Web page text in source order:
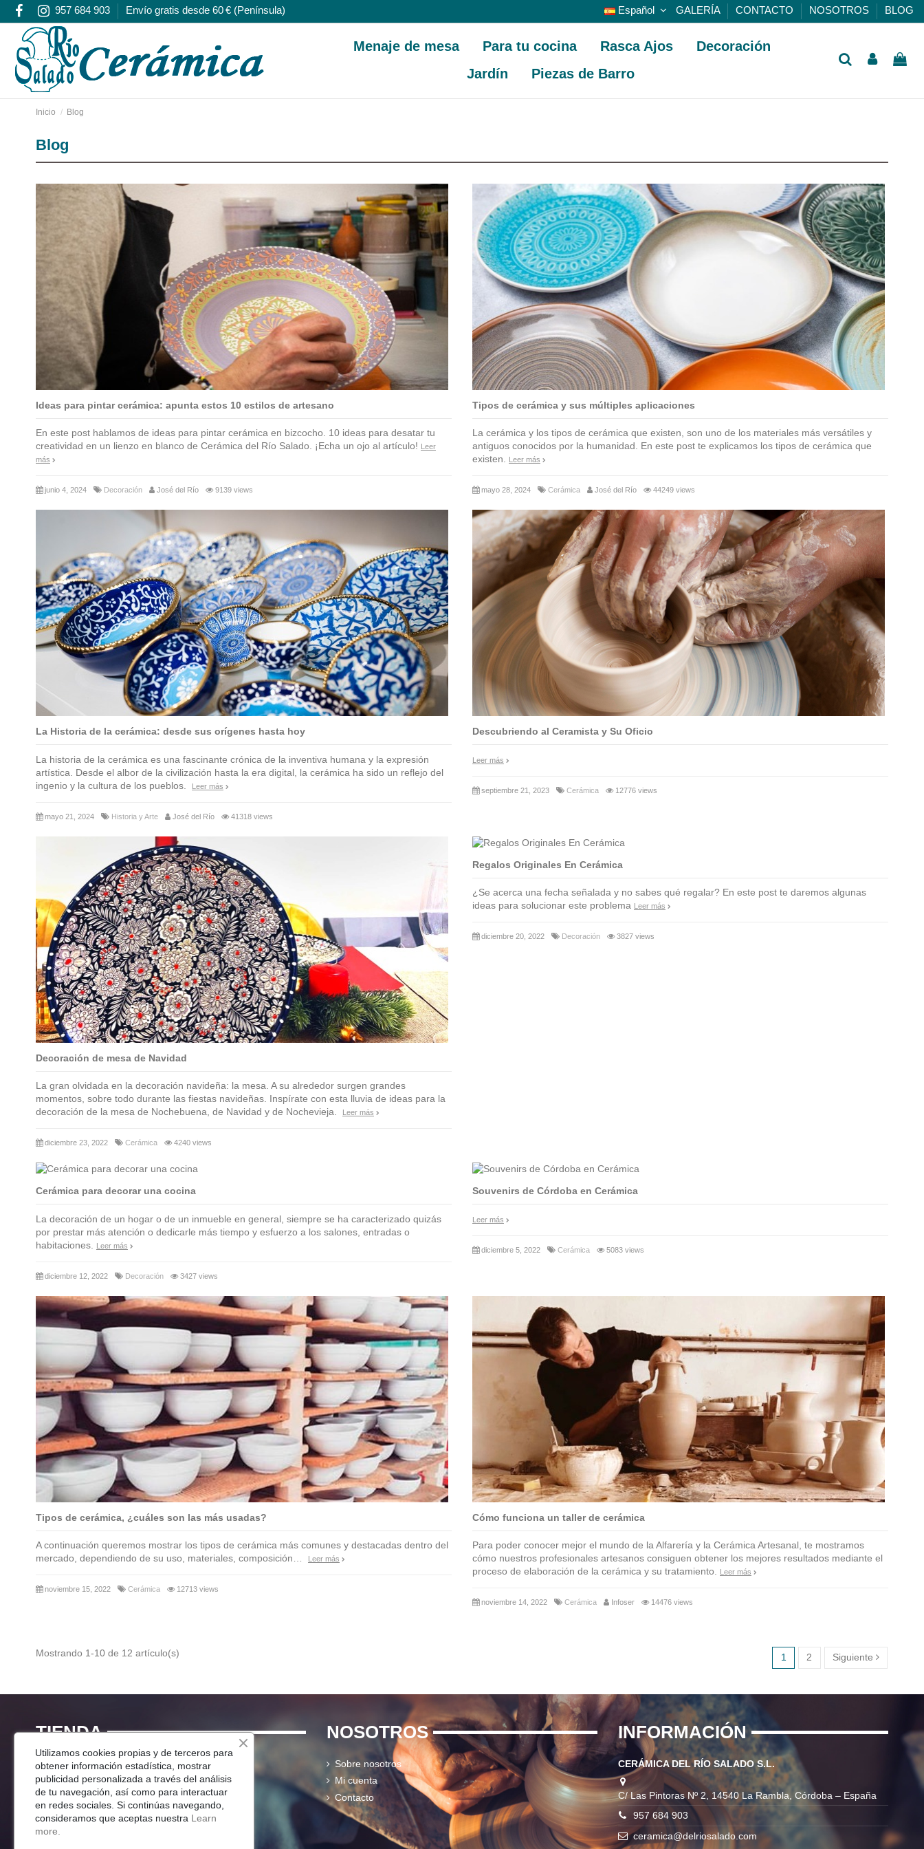
957 684 903 Envío gratis desde 60 € (Península) Español GALERÍA CONTACTO NOSOTROS BLOG
Menaje de mesa Para tu cocina Rasca Ajos
Decoración
Jardín
Piezas de Barro
Inicio Blog
Blog
Ideas para pintar cerámica: apunta estos 10 estilos de artesano
En este post hablamos de ideas para pintar cerámica en bizcocho. 10 ideas para desatar tu
creatividad en un lienzo en blanco de Cerámica del Río Salado. ¡Echa un ojo al artículo!
Leer
más
junio 4, 2024 Decoración José del Río 9139 views
Tipos de cerámica y sus múltiples aplicaciones
La cerámica y los tipos de cerámica que existen, son uno de los materiales más versátiles y
antiguos conocidos por la humanidad. En este post te explicamos los tipos de cerámica que
existen.
Leer más
mayo 28, 2024 Cerámica José del Río 44249 views
La Historia de la cerámica: desde sus orígenes hasta hoy
La historia de la cerámica es una fascinante crónica de la inventiva humana y la expresión
artística. Desde el albor de la civilización hasta la era digital, la cerámica ha sido un reflejo del
ingenio y la cultura de los pueblos.
Leer más
mayo 21, 2024 Historia y Arte José del Río 41318 views
Descubriendo al Ceramista y Su Oficio
Leer más
septiembre 21, 2023 Cerámica 12776 views
Decoración de mesa de Navidad
La gran olvidada en la decoración navideña: la mesa. A su alrededor surgen grandes
momentos, sobre todo durante las fiestas navideñas. Inspírate con esta lluvia de ideas para la
decoración de la mesa de Nochebuena, de Navidad y de Nochevieja.
Leer más
diciembre 23, 2022 Cerámica 4240 views
Regalos Originales En Cerámica
¿Se acerca una fecha señalada y no sabes qué regalar? En este post te daremos algunas
ideas para solucionar este problema Leer más
diciembre 20, 2022 Decoración 3827 views
Cerámica para decorar una cocina
La decoración de un hogar o de un inmueble en general, siempre se ha caracterizado quizás
por prestar más atención o dedicarle más tiempo y esfuerzo a los salones, entradas o
habitaciones.
Leer más
diciembre 12, 2022 Decoración 3427 views
Souvenirs de Córdoba en Cerámica
Leer más
diciembre 5, 2022 Cerámica 5083 views
Tipos de cerámica, ¿cuáles son las más usadas?
A continuación queremos mostrar los tipos de cerámica más comunes y destacadas dentro del
mercado, dependiendo de su uso, materiales, composición…
Leer más
noviembre 15, 2022 Cerámica 12713 views
Cómo funciona un taller de cerámica
Para poder conocer mejor el mundo de la Alfarería y la Cerámica Artesanal, te mostramos
cómo nuestros profesionales artesanos consiguen obtener los mejores resultados mediante el
proceso de elaboración de la cerámica y su tratamiento.
Leer más
noviembre 14, 2022 Cerámica Infoser 14476 views
Mostrando 1-10 de 12 artículo(s) 1 2 Siguiente
TIENDA
Menaje Mesa
Para Tu Cocina
Decoracion
Jardín
NOSOTROS
Sobre nosotros
Mi cuenta
Contacto
INFORMACIÓN
CERÁMICA DEL RÍO SALADO S.L.
C/ Las Pintoras Nº 2, 14540 La Rambla, Córdoba – España
957 684 903
ceramica@delriosalado.com
Utilizamos cookies propias y de terceros para
obtener información estadística, mostrar
publicidad personalizada a través del análisis
de tu navegación, así como para interactuar
en redes sociales. Si continúas navegando,
consideramos que aceptas nuestra Learn
more.